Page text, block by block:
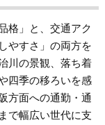
格」と、交通アク
やすさ」の両方を
川の景観、落ち着
四季の移ろいを感
方面への通勤・通
で幅広い世代に支